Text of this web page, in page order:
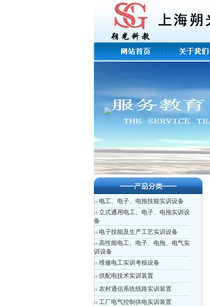
电工、电子、电拖技能实训设备
立式通用电工、电子、电拖实训设
备
电子技能及生产工艺实训设备
高性能电工、电子、电拖、电气实
训设备
维修电工实训考核设备
供配电技术实训装置
农村通信系统线路实训装置
工厂电气控制供电实训装置